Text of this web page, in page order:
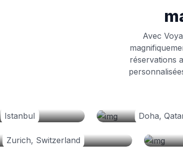
Avec
réservations
Istanbul Doha,
Zurich, Switzerland